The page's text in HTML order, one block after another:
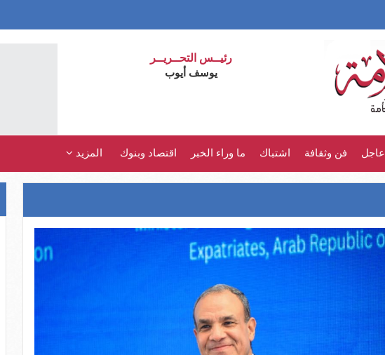
رئيــس التحــريــر
يوسف أيوب
عاجل فن وثقافة اشتباك ما وراء الخبر اقتصاد وبنوك المزيد